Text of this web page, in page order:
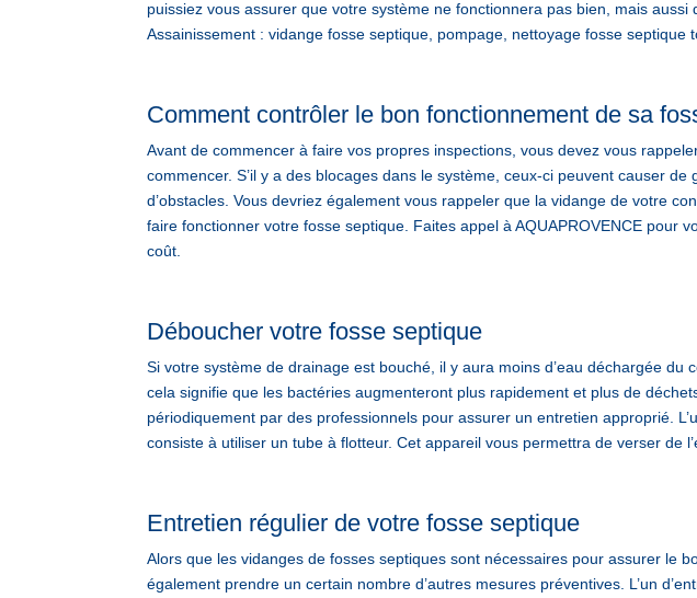
puissiez vous assurer que votre système ne fonctionnera pas bien, mais
Assainissement : vidange fosse septique, pompage, nettoyage fosse septique
Comment contrôler le bon fonctionnement de sa
Avant de commencer à faire vos propres inspections, vous devez vous
commencer. S’il y a des blocages dans le système, ceux-ci peuvent causer
d’obstacles. Vous devriez également vous rappeler que la vidange de votre
faire fonctionner votre fosse septique. Faites appel à AQUAPROVENCE
coût.
Déboucher votre fosse septique
Si votre système de drainage est bouché, il y aura moins d’eau déchargée
cela signifie que les bactéries augmenteront plus rapidement et plus de
périodiquement par des professionnels pour assurer un entretien approprié.
consiste à utiliser un tube à flotteur. Cet appareil vous permettra de verser de
Entretien régulier de votre fosse septique
Alors que les vidanges de fosses septiques sont nécessaires pour assurer le
également prendre un certain nombre d’autres mesures préventives. L’un